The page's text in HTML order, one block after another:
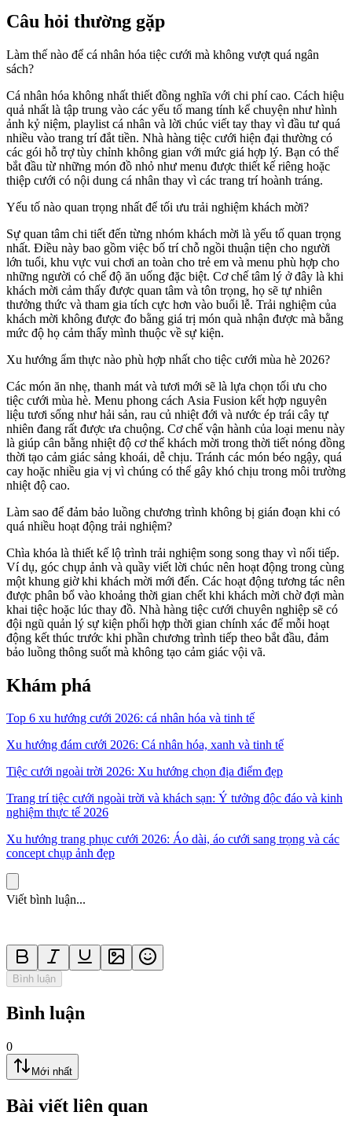
Câu hỏi thường gặp
Làm thế nào để cá nhân hóa tiệc cưới mà không vượt quá ngân
sách?
Cá nhân hóa không nhất thiết đồng nghĩa với chi phí cao. Cách hiệu
quả nhất là tập trung vào các yếu tố mang tính kể chuyện như hình
ảnh kỷ niệm, playlist cá nhân và lời chúc viết tay thay vì đầu tư quá
nhiều vào trang trí đắt tiền. Nhà hàng tiệc cưới hiện đại thường có
các gói hỗ trợ tùy chỉnh không gian với mức giá hợp lý. Bạn có thể
bắt đầu từ những món đồ nhỏ như menu được thiết kế riêng hoặc
thiệp cưới có nội dung cá nhân thay vì các trang trí hoành tráng.
Yếu tố nào quan trọng nhất để tối ưu trải nghiệm khách mời?
Sự quan tâm chi tiết đến từng nhóm khách mời là yếu tố quan trọng
nhất. Điều này bao gồm việc bố trí chỗ ngồi thuận tiện cho người
lớn tuổi, khu vực vui chơi an toàn cho trẻ em và menu phù hợp cho
những người có chế độ ăn uống đặc biệt. Cơ chế tâm lý ở đây là khi
khách mời cảm thấy được quan tâm và tôn trọng, họ sẽ tự nhiên
thưởng thức và tham gia tích cực hơn vào buổi lễ. Trải nghiệm của
khách mời không được đo bằng giá trị món quà nhận được mà bằng
mức độ họ cảm thấy mình thuộc về sự kiện.
Xu hướng ẩm thực nào phù hợp nhất cho tiệc cưới mùa hè 2026?
Các món ăn nhẹ, thanh mát và tươi mới sẽ là lựa chọn tối ưu cho
tiệc cưới mùa hè. Menu phong cách Asia Fusion kết hợp nguyên
liệu tươi sống như hải sản, rau củ nhiệt đới và nước ép trái cây tự
nhiên đang rất được ưa chuộng. Cơ chế vận hành của loại menu này
là giúp cân bằng nhiệt độ cơ thể khách mời trong thời tiết nóng đồng
thời tạo cảm giác sảng khoái, dễ chịu. Tránh các món béo ngậy, quá
cay hoặc nhiều gia vị vì chúng có thể gây khó chịu trong môi trường
nhiệt độ cao.
Làm sao để đảm bảo luồng chương trình không bị gián đoạn khi có
quá nhiều hoạt động trải nghiệm?
Chìa khóa là thiết kế lộ trình trải nghiệm song song thay vì nối tiếp.
Ví dụ, góc chụp ảnh và quầy viết lời chúc nên hoạt động trong cùng
một khung giờ khi khách mời mới đến. Các hoạt động tương tác nên
được phân bổ vào khoảng thời gian chết khi khách mời chờ đợi màn
khai tiệc hoặc lúc thay đồ. Nhà hàng tiệc cưới chuyên nghiệp sẽ có
đội ngũ quản lý sự kiện phối hợp thời gian chính xác để mỗi hoạt
động kết thúc trước khi phần chương trình tiếp theo bắt đầu, đảm
bảo luồng thông suốt mà không tạo cảm giác vội vã.
Khám phá
Top 6 xu hướng cưới 2026: cá nhân hóa và tinh tế
Xu hướng đám cưới 2026: Cá nhân hóa, xanh và tinh tế
Tiệc cưới ngoài trời 2026: Xu hướng chọn địa điểm đẹp
Trang trí tiệc cưới ngoài trời và khách sạn: Ý tưởng độc đáo và kinh
nghiệm thực tế 2026
Xu hướng trang phục cưới 2026: Áo dài, áo cưới sang trọng và các
concept chụp ảnh đẹp
Viết bình luận...
Bình luận
Bình luận
0
Mới nhất
Bài viết liên quan